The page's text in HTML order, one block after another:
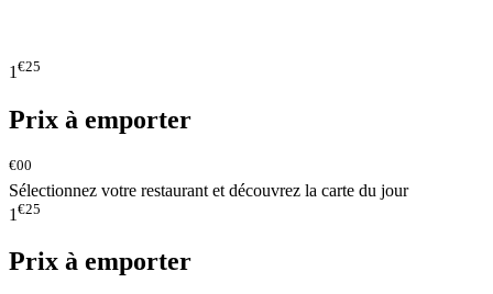
1€25
Prix à emporter
€00
Sélectionnez votre restaurant et découvrez la carte du jour
1 €25
Prix à emporter